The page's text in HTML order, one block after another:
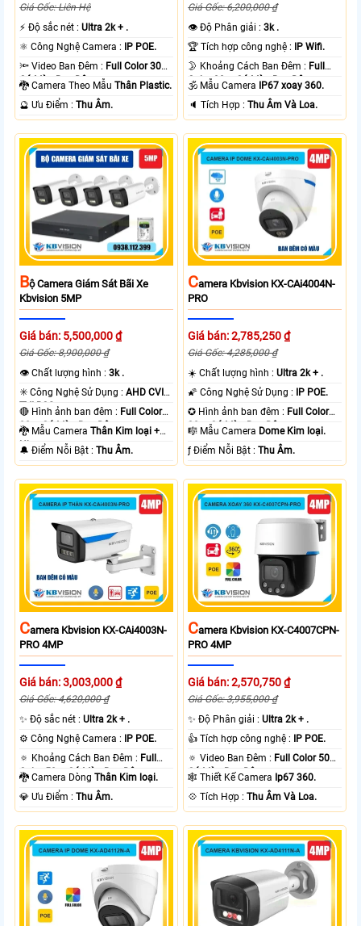
Giá Gốc: Liên Hệ
️⚡ Độ sắc nét :Ultra 2k + .
⚛️ Công Nghệ Camera : IP POE.
🔦 Video Ban Đêm : Full Color 30m
Có Màu Ban Ðêm.
🐉️ Camera Theo MẫuThân Plastic.
️🔮 Ưu Điểm :Thu Âm.
Giá Gốc: 6,200,000 ₫
👁 Độ Phân giải :3k .
🏆 Tích hợp công nghệ : IP Wifi.
🌛 Khoảng Cách Ban Đêm : Full
Color 30m Có Màu Ban Ðêm.
🕉️ Mẫu Camera IP67 xoay 360.
️🔈 Tích Hợp :Thu Âm Và Loa.
BỘ Camera Giám Sát Bãi Xe
Kbvision 5MP
Giá bán: 5,500,000 ₫
Giá Gốc: 8,900,000 ₫
👁 Chất lượng hình :3k .
✳️ Công Nghệ Sử Dụng :AHD CVI
TVI BCS.
🔴 Hình ảnh ban đêm : Full Color
80m Có Màu Ban Ðêm.
🐉️ Mẫu CameraThân Kim loại +
Nhựa.
️🔔 Điểm Nỗi Bật :Thu Âm.
CAmera Kbvision KX-CAi4004N-
PRO
Giá bán: 2,785,250 ₫
Giá Gốc: 4,285,000 ₫
☀️ Chất lượng hình :Ultra 2k + .
🌠 Công Nghệ Sử Dụng :
IP POE.
✪ Hình ảnh ban đêm : Full Color
30m Có Màu Ban Ðêm.
🎼️ Mẫu Camera Dome Kim loại.
️ƒ Điểm Nỗi Bật :Thu Âm.
CAmera Kbvision KX-CAi4003N-
PRO 4MP
Giá bán: 3,003,000 ₫
Giá Gốc: 4,620,000 ₫
✨ Độ sắc nét :Ultra 2k + .
⚙ Công Nghệ Camera :
IP POE.
🔅 Khoảng Cách Ban Đêm : Full
Color 50m Có Màu Ban Ðêm.
🐉️ Camera DòngThân Kim loại.
️💎 Ưu Điểm :Thu Âm.
CAmera Kbvision KX-C4007CPN-
PRO 4MP
Giá bán: 2,570,750 ₫
Giá Gốc: 3,955,000 ₫
✨ Độ Phân giải :Ultra 2k + .
👍 Tích hợp công nghệ :
IP POE.
🔅 Video Ban Đêm : Full Color 50m
Có Màu Ban Ðêm.
🕸️ Thiết Kế Camera Ip67 360.
️💠 Tích Hợp :Thu Âm Và Loa.